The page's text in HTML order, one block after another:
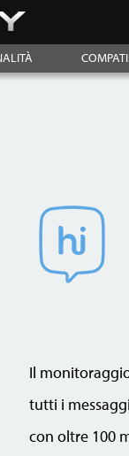
Il
tutti i
con oltre 100